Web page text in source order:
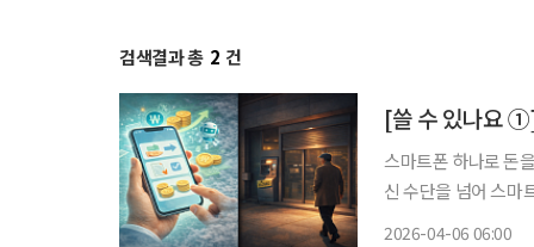
검색결과 총 2 건
[쓸 수 있나요
스마트폰 하나로 돈
신 수단을 넘어 스마
2026-04-06 06:00